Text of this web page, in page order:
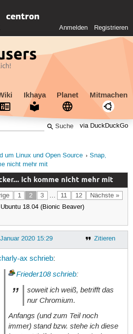
Anmelden Registrieren
Ikhaya Planet Mitmachen
via DuckDuckGo
um Linux und Open Source
Snap,
nicht mehr mit
ich komme nicht mehr mit
1 2 3 … 11 12 Nächste »
Ubuntu 18.04 (Bionic Beaver)
Zitieren
2020 15:29
ax schrieb:
Frieder108 schrieb:
soweit ich weiß, betrifft das
nur Chromium.
Anfangs (und zum Teil noch
immer) stand bzw. stehe ich diese